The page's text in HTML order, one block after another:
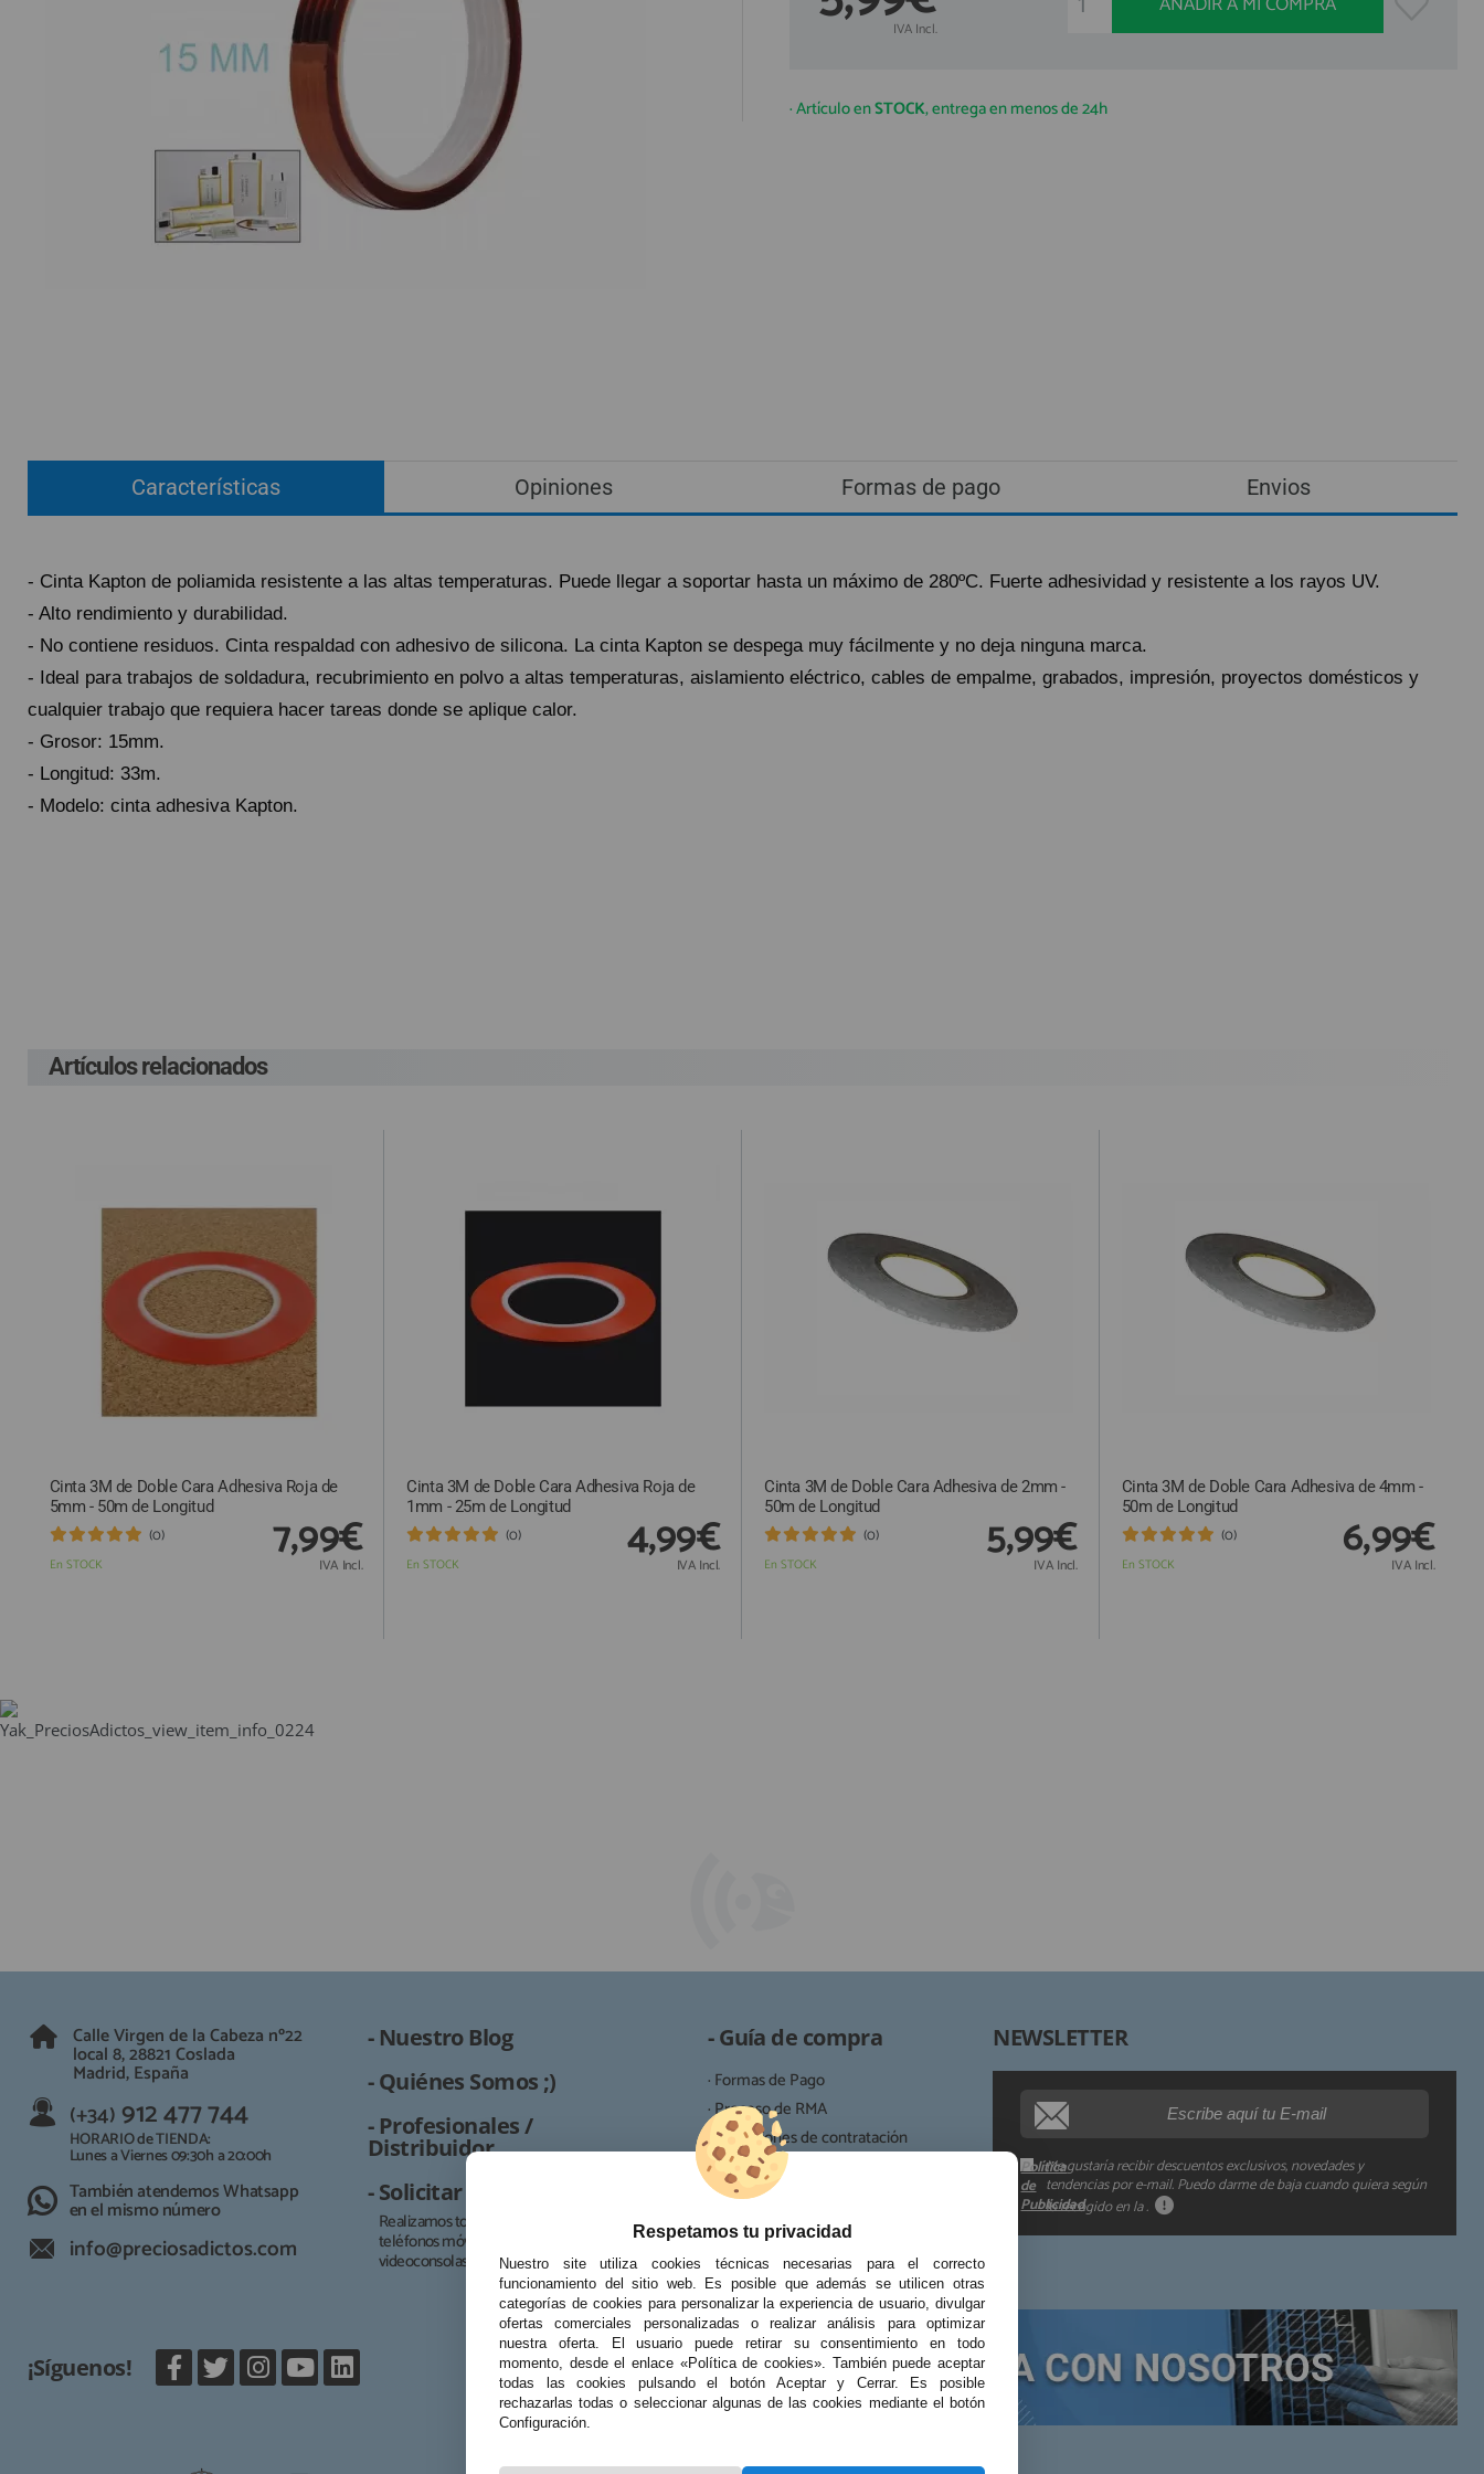
PROFESIONALES / DISTRIBUIDOR
QUIÉNES SOMOS
(+34)912 477 744
HORARIO de TIENDA:
Lunes a Viernes 09:30h a 20:00h
También atendemos Whatsapp
info@preciosadictos.com
IVA Incl.
· Artículo enSTOCK, entrega en menos de 24h
Características Opiniones Formas de pago Envios
- Cinta Kapton de poliamida resistente a las altas temperaturas. Puede llegar a soportar hasta un máximo de 280ºC. Fuerte adhesividad y resistente a los rayos UV.
- Alto rendimiento y durabilidad.
- No contiene residuos. Cinta respaldad con adhesivo de silicona. La cinta Kapton se despega muy fácilmente y no deja ninguna marca.
- Ideal para trabajos de soldadura, recubrimiento en polvo a altas temperaturas, aislamiento eléctrico, cables de empalme, grabados, impresión, proyectos domésticos y
cualquier trabajo que requiera hacer tareas donde se aplique calor.
- Grosor: 15mm.
- Longitud: 33m.
- Modelo: cinta adhesiva Kapton.
compra, según la Ley Ministerial de Comercio Electrónico 34/2002 “
cualquier compra cursada y confirmada por internet debe ser aceptada después
Artículos relacionados
Cinta 3M de Doble Cara Adhesiva Roja de
5mm - 50m de Longitud
En STOCK
(0) 7,99€
IVA Incl.
Cinta 3M de Doble Cara Adhesiva Roja de
1mm - 25m de Longitud
En STOCK
(0) 4,99€
IVA Incl.
Cinta 3M de Doble Cara Adhesiva de 2mm -
50m de Longitud
En STOCK
(0) 5,99€
IVA Incl.
Cinta 3M de Doble Cara Adhesiva de 4mm -
50m de Longitud
En STOCK
(0) 6,99€
IVA Incl.
Calle Virgen de la Cabeza nº22
local 8, 28821 Coslada
Madrid, España
(+34) 912 477 744
HORARIO de TIENDA:
Lunes a Viernes 09:30h a 20:00h
También atendemos Whatsapp
en el mismo número
info@preciosadictos.com
- Nuestro Blog
- Quiénes Somos ;)
- Profesionales /
Distribuidor
- Solicitar Reparación
Realizamos todo tipo de reparaciones de
teléfonos móviles, tablets, portátiles y
videoconsolas.
- Guía de compra
· Formas de Pago
· Proceso de RMA
· Condiciones de contratación
· Política de devoluciones
· Resolución de Litigios en Línea
NEWSLETTER
Me gustaría recibir descuentos exclusivos, novedades y
tendencias por e-mail. Puedo darme de baja cuando quiera según
lo recogido en la
Política
de
Publicidad
.
Derechos:
Información adicional:
¡Síguenos!
Respetamos tu privacidad
Nuestro site utiliza cookies técnicas necesarias para el correcto
funcionamiento del sitio web. Es posible que además se utilicen otras
categorías de cookies para personalizar la experiencia de usuario, divulgar
ofertas comerciales personalizadas o realizar análisis para optimizar
nuestra oferta. El usuario puede retirar su consentimiento en todo
momento, desde el enlace «Política de cookies». También puede aceptar
todas las cookies pulsando el botón Aceptar y Cerrar. Es posible
rechazarlas todas o seleccionar algunas de las cookies mediante el botón
Configuración.